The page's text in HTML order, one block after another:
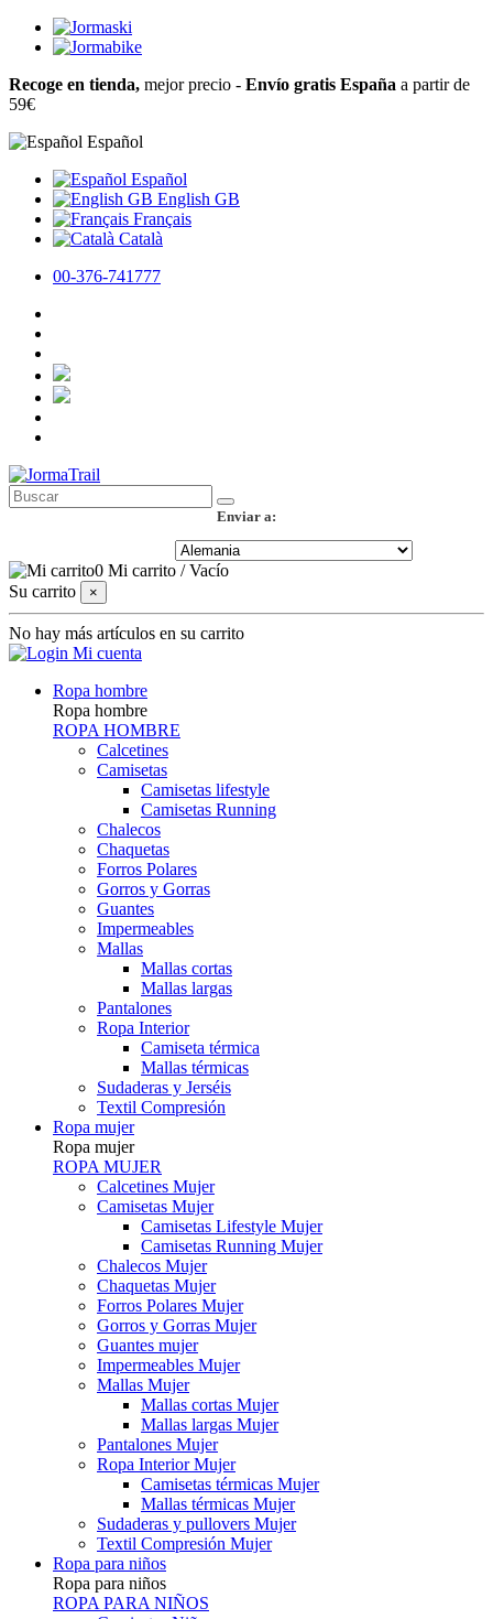
Recoge en tienda, mejor precio - Envío gratis España a partir de
59€
Español
Español
English GB
Français
Català
00-376-741777
Enviar a:
0 Mi carrito /Vacío
Su carrito
×
No hay más artículos en su carrito
Mi cuenta
Ropa hombre
Ropa hombre
ROPA HOMBRE
Calcetines
Camisetas
Camisetas lifestyle
Camisetas Running
Chalecos
Chaquetas
Forros Polares
Gorros y Gorras
Guantes
Impermeables
Mallas
Mallas cortas
Mallas largas
Pantalones
Ropa Interior
Camiseta térmica
Mallas térmicas
Sudaderas y Jerséis
Textil Compresión
Ropa mujer
Ropa mujer
ROPA MUJER
Calcetines Mujer
Camisetas Mujer
Camisetas Lifestyle Mujer
Camisetas Running Mujer
Chalecos Mujer
Chaquetas Mujer
Forros Polares Mujer
Gorros y Gorras Mujer
Guantes mujer
Impermeables Mujer
Mallas Mujer
Mallas cortas Mujer
Mallas largas Mujer
Pantalones Mujer
Ropa Interior Mujer
Camisetas térmicas Mujer
Mallas térmicas Mujer
Sudaderas y pullovers Mujer
Textil Compresión Mujer
Ropa para niños
Ropa para niños
ROPA PARA NIÑOS